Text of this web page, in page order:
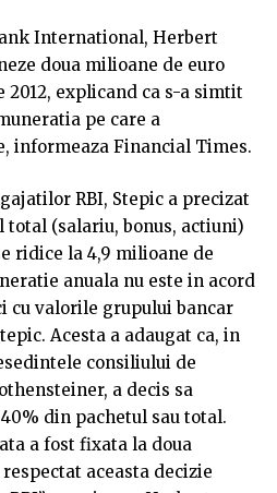
International, Herbert
doua milioane de euro
explicand ca s-a simtit
pe care a
informeaza Financial Times.
RBI, Stepic a precizat
total (salariu, bonus, actiuni)
ridice la 4,9 milioane de
anuala nu este in acord
cu valorile grupului bancar
Acesta a adaugat ca, in
consiliului de
a decis sa
din pachetul sau total.
a fost fixata la doua
aceasta decizie